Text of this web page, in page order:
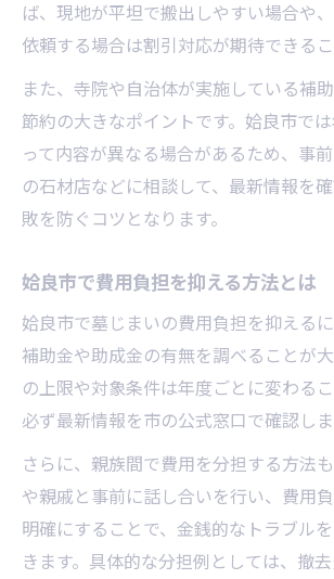
ば、現地が平坦で搬出しやすい場合や
依頼する場合は割引対応が期待できるこ
また、寺院や自治体が実施している補
節約の大きなポイントです。姶良市で
って内容が異なる場合があるため、事
の石材店などに相談して、最新情報を
敗を防ぐコツとなります。
姶良市で費用負担を抑える方法とは
姶良市で墓じまいの費用負担を抑える
補助金や助成金の有無を調べることが
の上限や対象条件は年度ごとに変わるこ
必ず最新情報を市の公式窓口で確認しま
さらに、親族間で費用を分担する方法
や親戚と事前に話し合いを行い、費用
明確にすることで、金銭的なトラブル
きます。具体的な分担例としては、撤